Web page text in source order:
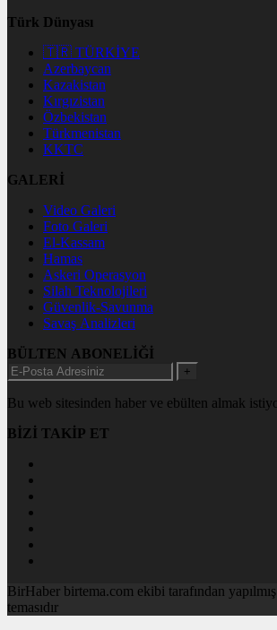
Türk Dünyası
🇹🇷 TÜRKİYE
Azerbaycan
Kazakistan
Kırgızistan
Özbekistan
Türkmenistan
KKTC
GALERİ
Video Galeri
Foto Galeri
El-Kassam
Hamas
Askeri Operasyon
Silah Teknolojileri
Güvenlik-Savunma
Savaş Analizleri
BÜLTEN ABONELİĞİ
+
Bu web sitesinden haber ve ebülten almak
BİZİ TAKİP ET
BirHaber birtema.com ekibi tarafından
temasıdır